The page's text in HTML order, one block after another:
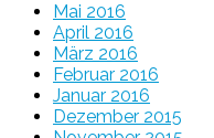
Mai 2016
April 2016
März 2016
Februar 2016
Januar 2016
Dezember 2015